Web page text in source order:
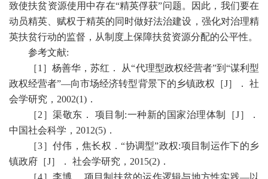
致使扶贫资源使用中存在“精英俘获”问题。因此，我们要在
动员精英、赋权于精英的同时做好法治建设，强化对治理精
英扶贫行动的监督，从制度上保障扶贫资源分配的公平性。
参考文献:
［1 ］杨善华，苏红． 从“代理型政权经营者”到“谋利型
政权经营者”—向市场经济转型背景下的乡镇政权［J］． 社
会学研究， 2002(1) ．
［2 ］渠敬东． 项目制 :一种新的国家治理体制［J］．
中国社会科学， 2012(5) ．
［3］付伟，焦长权．“协调型”政权:项目制运作下的乡
镇政府［J］． 社会学研究， 2015(2) ．
［4］李博． 项目制扶贫的运作逻辑与地方性实践—以